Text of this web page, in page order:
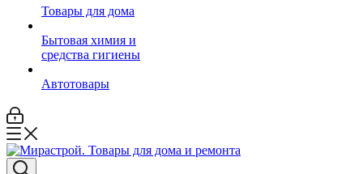
Товары для дома
Бытовая химия и
средства гигиены
Автотовары